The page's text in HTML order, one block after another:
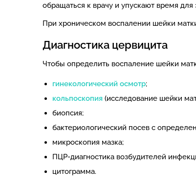
обращаться к врачу и упускают время
При хроническом воспалении шейки
Диагностика цервицита
Чтобы определить воспаление шейки
гинекологический осмотр;
кольпоскопия (исследование шейки
биопсия;
бактериологический посев с
микроскопия мазка;
ПЦР-диагностика возбудителей